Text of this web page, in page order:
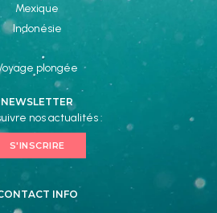
Mexique
Indonésie
plongée
NEWSLETTER
nos actualités :
S'INSCRIRE
INFO